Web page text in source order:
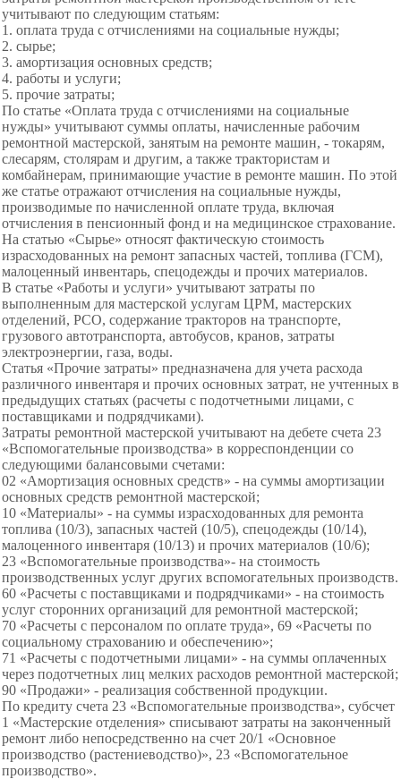
учитывают по следующим статьям:
1. оплата труда с отчислениями на социальные нужды;
2. сырье;
3. амортизация основных средств;
4. работы и услуги;
5. прочие затраты;
По статье «Оплата труда с отчислениями на социальные
нужды» учитывают суммы оплаты, начисленные рабочим
ремонтной мастерской, занятым на ремонте машин, - токарям,
слесарям, столярам и другим, а также трактористам и
комбайнерам, принимающие участие в ремонте машин. По этой
же статье отражают отчисления на социальные нужды,
производимые по начисленной оплате труда, включая
отчисления в пенсионный фонд и на медицинское страхование.
На статью «Сырье» относят фактическую стоимость
израсходованных на ремонт запасных частей, топлива (ГСМ),
малоценный инвентарь, спецодежды и прочих материалов.
В статье «Работы и услуги» учитывают затраты по
выполненным для мастерской услугам ЦРМ, мастерских
отделений, РСО, содержание тракторов на транспорте,
грузового автотранспорта, автобусов, кранов, затраты
электроэнергии, газа, воды.
Статья «Прочие затраты» предназначена для учета расхода
различного инвентаря и прочих основных затрат, не учтенных в
предыдущих статьях (расчеты с подотчетными лицами, с
поставщиками и подрядчиками).
Затраты ремонтной мастерской учитывают на дебете счета 23
«Вспомогательные производства» в корреспонденции со
следующими балансовыми счетами:
02 «Амортизация основных средств» - на суммы амортизации
основных средств ремонтной мастерской;
10 «Материалы» - на суммы израсходованных для ремонта
топлива (10/3), запасных частей (10/5), спецодежды (10/14),
малоценного инвентаря (10/13) и прочих материалов (10/6);
23 «Вспомогательные производства»- на стоимость
производственных услуг других вспомогательных производств.
60 «Расчеты с поставщиками и подрядчиками» - на стоимость
услуг сторонних организаций для ремонтной мастерской;
70 «Расчеты с персоналом по оплате труда», 69 «Расчеты по
социальному страхованию и обеспечению»;
71 «Расчеты с подотчетными лицами» - на суммы оплаченных
через подотчетных лиц мелких расходов ремонтной мастерской;
90 «Продажи» - реализация собственной продукции.
По кредиту счета 23 «Вспомогательные производства», субсчет
1 «Мастерские отделения» списывают затраты на законченный
ремонт либо непосредственно на счет 20/1 «Основное
производство (растениеводство)», 23 «Вспомогательное
производство».